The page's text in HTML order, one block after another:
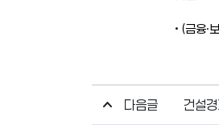
• (금융·
다음글 건설